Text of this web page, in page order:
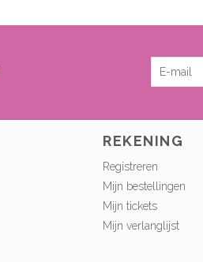
REKENING
Registreren
Mijn bestellingen
Mijn tickets
Mijn verlanglijst